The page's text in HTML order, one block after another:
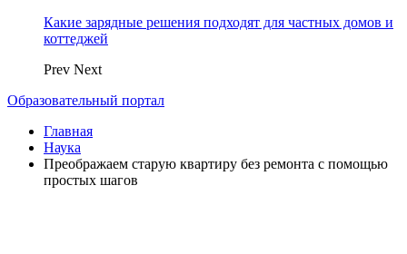
Какие зарядные решения подходят для частных домов и
коттеджей
Prev Next
Образовательный портал
Главная
Наука
Преображаем старую квартиру без ремонта с помощью
простых шагов